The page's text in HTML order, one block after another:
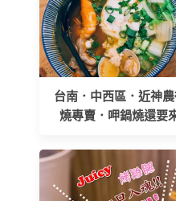
台南．中西區．近神
燒專賣．呷鍋燒還要